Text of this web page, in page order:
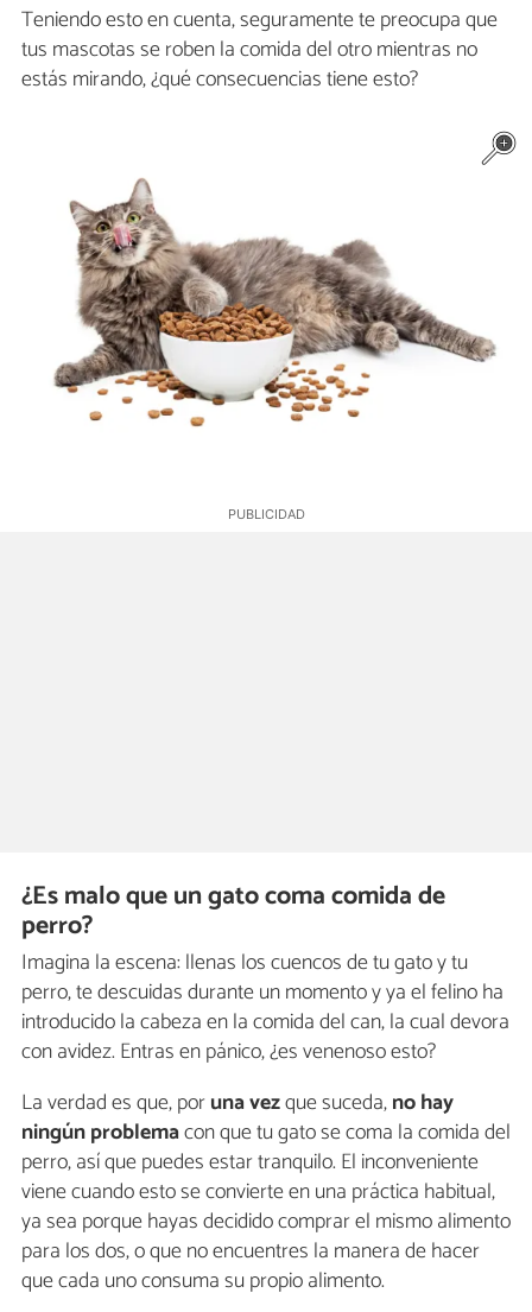
Teniendo esto en cuenta, seguramente te preocupa que
tus mascotas se roben la comida del otro mientras no
estás mirando, ¿qué consecuencias tiene esto?
¿Es malo que un gato coma comida de
perro?
Imagina la escena: llenas los cuencos de tu gato y tu
perro, te descuidas durante un momento y ya el felino ha
introducido la cabeza en la comida del can, la cual devora
con avidez. Entras en pánico, ¿es venenoso esto?
La verdad es que, poruna vezque suceda,no hay
ningún problemacon que tu gato se coma la comida del
perro, así que puedes estar tranquilo. El inconveniente
viene cuando esto se convierte en una práctica habitual,
ya sea porque hayas decidido comprar el mismo alimento
para los dos, o que no encuentres la manera de hacer
que cada uno consuma su propio alimento.